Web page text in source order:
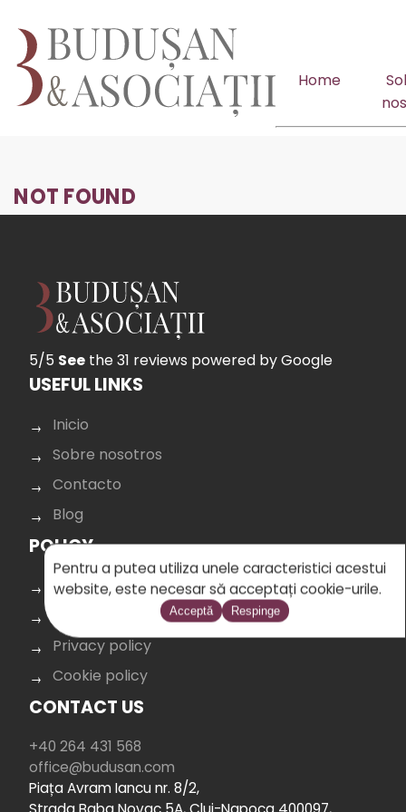
Home
NOT FOUND
5/5 See the 31 reviews powered by Google
USEFUL LINKS
Inicio
Sobre nosotros
Contacto
Blog
POLICY
Terms & Conditions
Data protection
Privacy policy
Cookie policy
CONTACT US
+40 264 431 568
office@budusan.com
Piața Avram Iancu nr. 8/2,
Pentru a putea utiliza unele caracteristici acestui
website, este necesar să acceptați cookie-urile.
Acceptă Respinge